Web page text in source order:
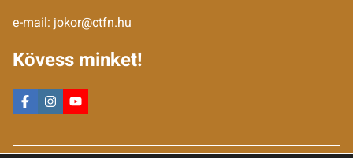
e-mail: jokor@ctfn.hu
Kövess minket!